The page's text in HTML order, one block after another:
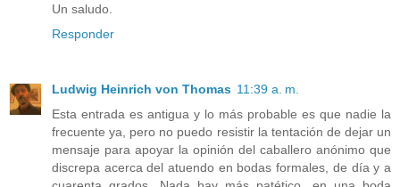
Un saludo.
Responder
Ludwig Heinrich von Thomas 11:39 a. m.
Esta entrada es antigua y lo más probable es que nadie la
frecuente ya, pero no puedo resistir la tentación de dejar un
mensaje para apoyar la opinión del caballero anónimo que
discrepa acerca del atuendo en bodas formales, de día y a